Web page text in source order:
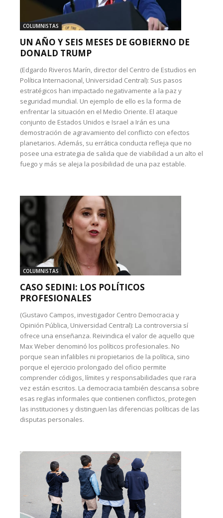
COLUMNISTAS
UN AÑO Y SEIS MESES DE GOBIERNO DE
DONALD TRUMP
(Edgardo Riveros Marín, director del Centro de Estudios en
Política Internacional, Universidad Central): Sus pasos
estratégicos han impactado negativamente a la paz y
seguridad mundial. Un ejemplo de ello es la forma de
enfrentar la situación en el Medio Oriente. El ataque
conjunto de Estados Unidos e Israel a Irán es una
demostración de agravamiento del conflicto con efectos
planetarios. Además, su errática conducta refleja que no
posee una estrategia de salida que de viabilidad a un alto el
fuego y más se aleja la posibilidad de una paz estable.
COLUMNISTAS
CASO SEDINI: LOS POLÍTICOS
PROFESIONALES
(Gustavo Campos, investigador Centro Democracia y
Opinión Pública, Universidad Central): La controversia sí
ofrece una enseñanza. Reivindica el valor de aquello que
Max Weber denominó los políticos profesionales. No
porque sean infalibles ni propietarios de la política, sino
porque el ejercicio prolongado del oficio permite
comprender códigos, límites y responsabilidades que rara
vez están escritos. La democracia también descansa sobre
esas reglas informales que contienen conflictos, protegen
las instituciones y distinguen las diferencias políticas de las
disputas personales.